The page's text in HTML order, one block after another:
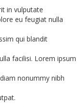
in vulputate
eu feugiat nulla
qui blandit
facilisi. Lorem ipsum
nonummy nibh